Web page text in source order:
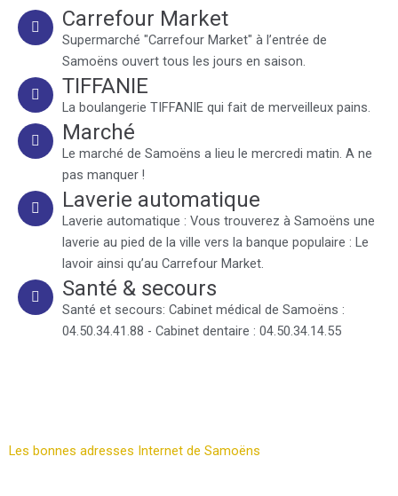
Carrefour Market
Supermarché "Carrefour Market" à l’entrée de
Samoëns ouvert tous les jours en saison.
TIFFANIE
La boulangerie TIFFANIE qui fait de merveilleux pains.
Marché
Le marché de Samoëns a lieu le mercredi matin. A ne
pas manquer !
Laverie automatique
Laverie automatique : Vous trouverez à Samoëns une
laverie au pied de la ville vers la banque populaire : Le
lavoir ainsi qu’au Carrefour Market.
Santé & secours
Santé et secours: Cabinet médical de Samoëns :
04.50.34.41.88 - Cabinet dentaire : 04.50.34.14.55
Les bonnes adresses Internet de Samoëns